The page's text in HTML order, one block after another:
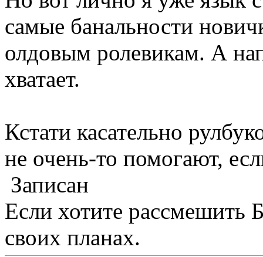
самые банальности
олдовым ролевикам. А
хватает.
Кстати касательно
не очень-то помогают,
Записан
Если хотите рассмешить
своих планах.